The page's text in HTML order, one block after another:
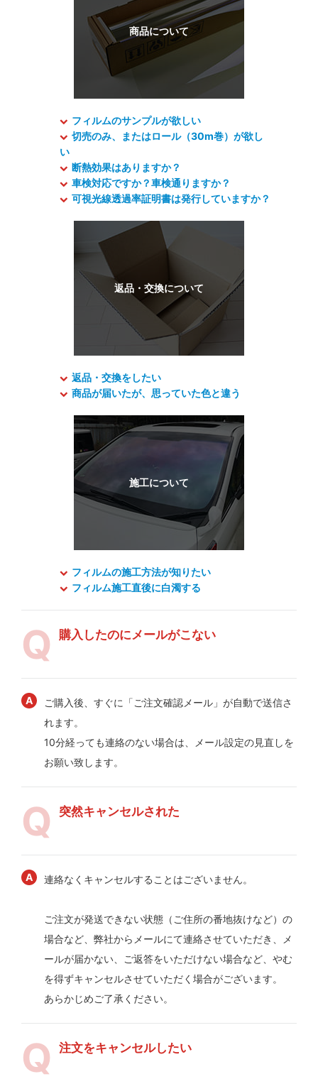
フィルムのサンプルが欲しい
切売のみ、またはロール（30m巻）が欲し
い
断熱効果はありますか？
車検対応ですか？車検通りますか？
可視光線透過率証明書は発行していますか？
返品・交換をしたい
商品が届いたが、思っていた色と違う
フィルムの施工方法が知りたい
フィルム施工直後に白濁する
購入したのにメールがこない
ご購入後、すぐに「ご注文確認メール」が自動で送信さ
れます。
10分経っても連絡のない場合は、メール設定の見直しを
お願い致します。
突然キャンセルされた
連絡なくキャンセルすることはございません。
ご注文が発送できない状態（ご住所の番地抜けなど）の
場合など、弊社からメールにて連絡させていただき、メ
ールが届かない、ご返答をいただけない場合など、やむ
を得ずキャンセルさせていただく場合がございます。
あらかじめご了承ください。
注文をキャンセルしたい